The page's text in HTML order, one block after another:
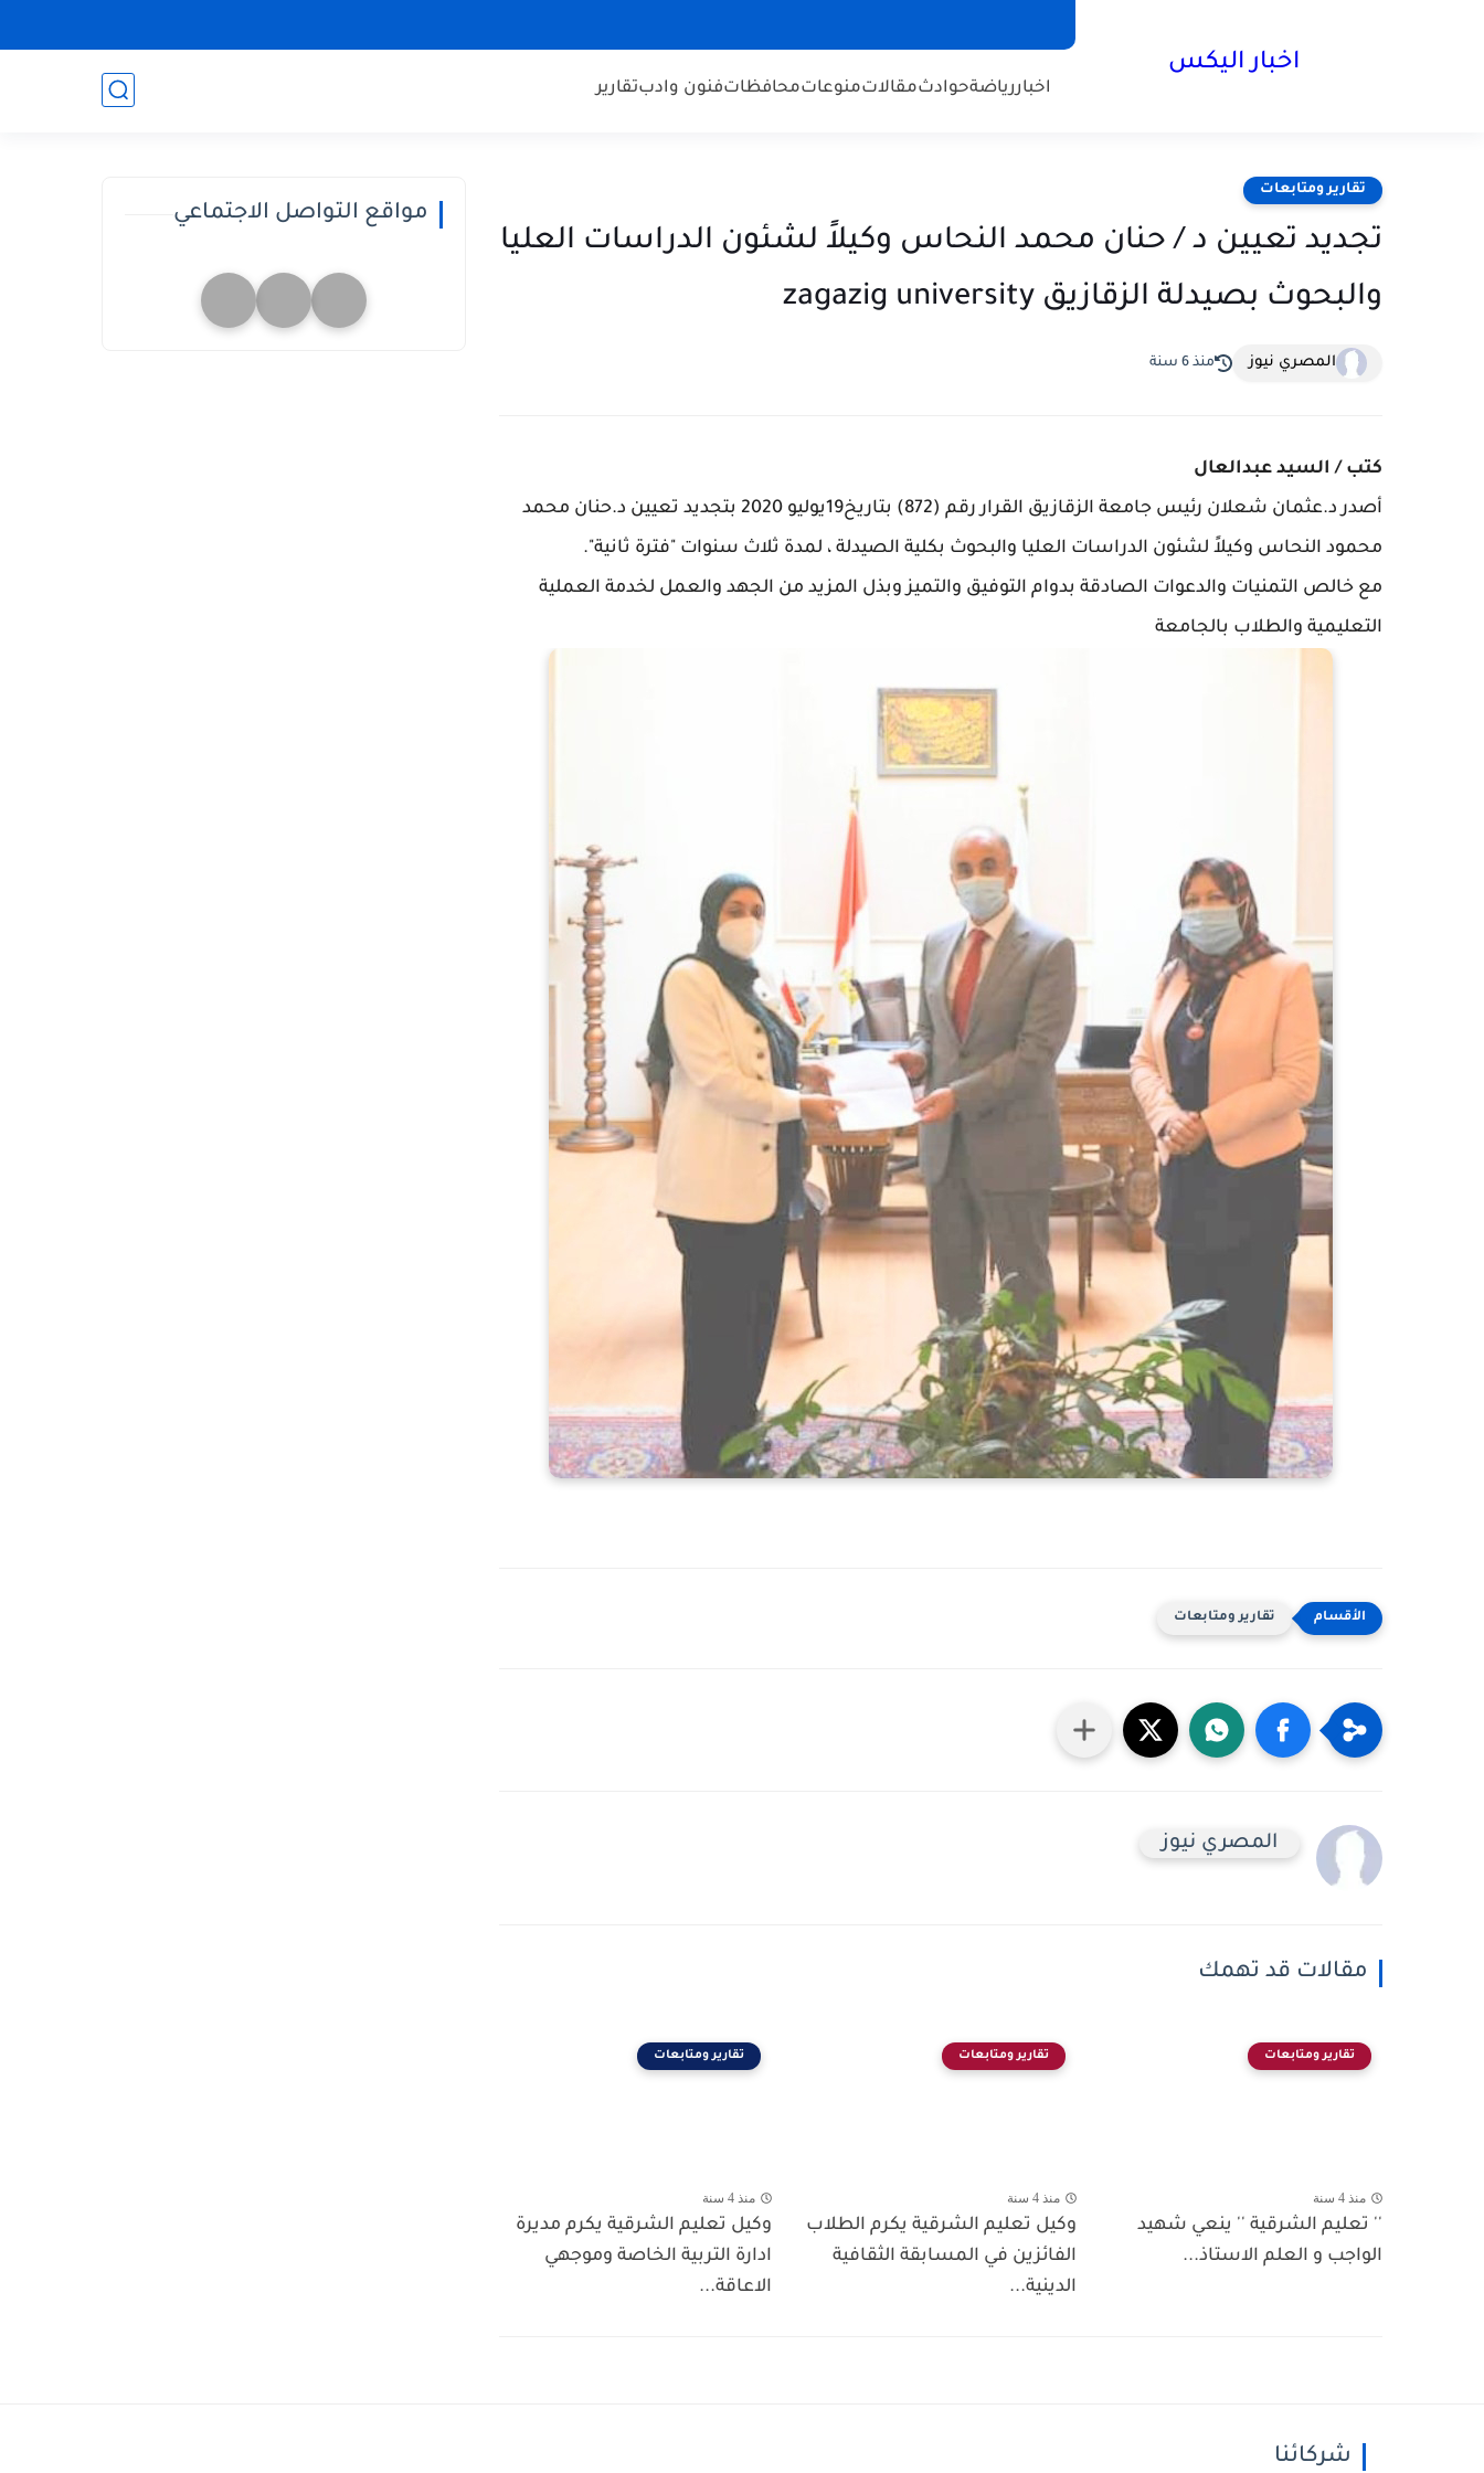
اخبار اليكس
اخباررياضةحوادثمقالاتمنوعاتمحافظاتفنون وادبتقارير
تقارير ومتابعات
تجديد تعيين د / حنان محمد النحاس وكيلاً لشئون الدراسات العليا
والبحوث بصيدلة الزقازيق ‏zagazig ‎university
المصري نيوز منذ 6 سنة
كتب / السيد عبدالعال
أصدر د.عثمان شعلان رئيس جامعة الزقازيق القرار رقم (872) بتاريخ19يوليو 2020 بتجديد تعيين د.حنان محمد
محمود النحاس وكيلاً لشئون الدراسات العليا والبحوث بكلية الصيدلة ، لمدة ثلاث سنوات "فترة ثانية".
مع خالص التمنيات والدعوات الصادقة بدوام التوفيق والتميز وبذل المزيد من الجهد والعمل لخدمة العملية
التعليمية والطلاب بالجامعة
تقارير ومتابعات
المصري نيوز
مقالات قد تهمك
تقارير ومتابعات
منذ 4 سنة
'' تعليم الشرقية '' ينعي شهيد
الواجب و العلم الاستاذ...
تقارير ومتابعات
منذ 4 سنة
وكيل تعليم الشرقية يكرم الطلاب
الفائزين في المسابقة الثقافية
الدينية...
تقارير ومتابعات
منذ 4 سنة
وكيل تعليم الشرقية يكرم مديرة
ادارة التربية الخاصة وموجهي
الاعاقة...
مواقع التواصل الاجتماعي
شركائنا